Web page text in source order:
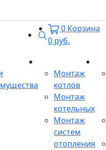
Поиск
0 Корзина
0 руб.
Монтаж
котлов
Монтаж
котельных
Монтаж
систем
отопления